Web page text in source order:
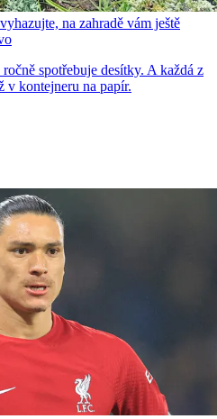
na zahradě vám ještě
spotřebuje desítky. A každá z
v kontejneru na papír.